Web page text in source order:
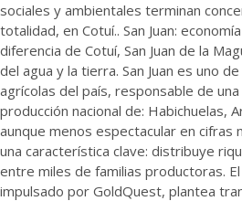
sociales y ambientales terminan
totalidad, en Cotuí.. San Juan:
diferencia de Cotuí, San Juan de la
del agua y la tierra. San Juan es uno
agrícolas del país, responsable de
producción nacional de: Habichuelas,
aunque menos espectacular en cifras
una característica clave: distribuye
entre miles de familias productoras.
impulsado por GoldQuest, plantea